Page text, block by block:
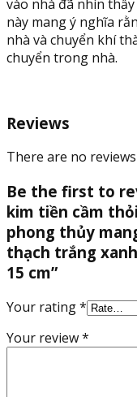
cẩm
thạch
trắng
xanh
thờ
tài
Cao
15
cm
quantity
vào nhà đã nhìn
này mang ý nghĩa
nhà và chuyển khí
chuyển trong nhà.
Reviews
There are no
Be the first to
kim tiền cầm
phong thủy
thạch trắng
15 cm”
Your rating*
Your review*